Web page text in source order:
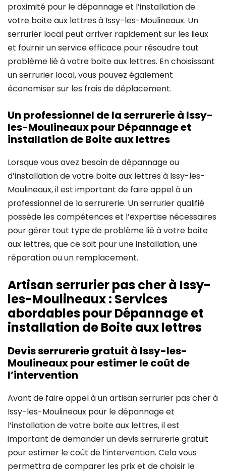
proximité pour le dépannage et l’installation de
votre boite aux lettres à Issy-les-Moulineaux. Un
serrurier local peut arriver rapidement sur les lieux
et fournir un service efficace pour résoudre tout
problème lié à votre boite aux lettres. En choisissant
un serrurier local, vous pouvez également
économiser sur les frais de déplacement.
Un professionnel de la serrurerie à Issy-
les-Moulineaux pour Dépannage et
installation de Boite aux lettres
Lorsque vous avez besoin de dépannage ou
d’installation de votre boite aux lettres à Issy-les-
Moulineaux, il est important de faire appel à un
professionnel de la serrurerie. Un serrurier qualifié
possède les compétences et l’expertise nécessaires
pour gérer tout type de problème lié à votre boite
aux lettres, que ce soit pour une installation, une
réparation ou un remplacement.
Artisan serrurier pas cher à Issy-
les-Moulineaux : Services
abordables pour Dépannage et
installation de Boite aux lettres
Devis serrurerie gratuit à Issy-les-
Moulineaux pour estimer le coût de
l’intervention
Avant de faire appel à un artisan serrurier pas cher à
Issy-les-Moulineaux pour le dépannage et
l’installation de votre boite aux lettres, il est
important de demander un devis serrurerie gratuit
pour estimer le coût de l’intervention. Cela vous
permettra de comparer les prix et de choisir le